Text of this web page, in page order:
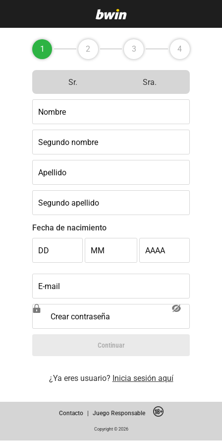
1 2 3 4
Sr. Sra.
Nombre
Segundo nombre
Apellido
Segundo apellido
Fecha de nacimiento
DD MM AAAA
E-mail
Crear contraseña
Continuar
¿Ya eres usuario? Inicia sesión aquí
Contacto | Juego Responsable
Copyright © 2026